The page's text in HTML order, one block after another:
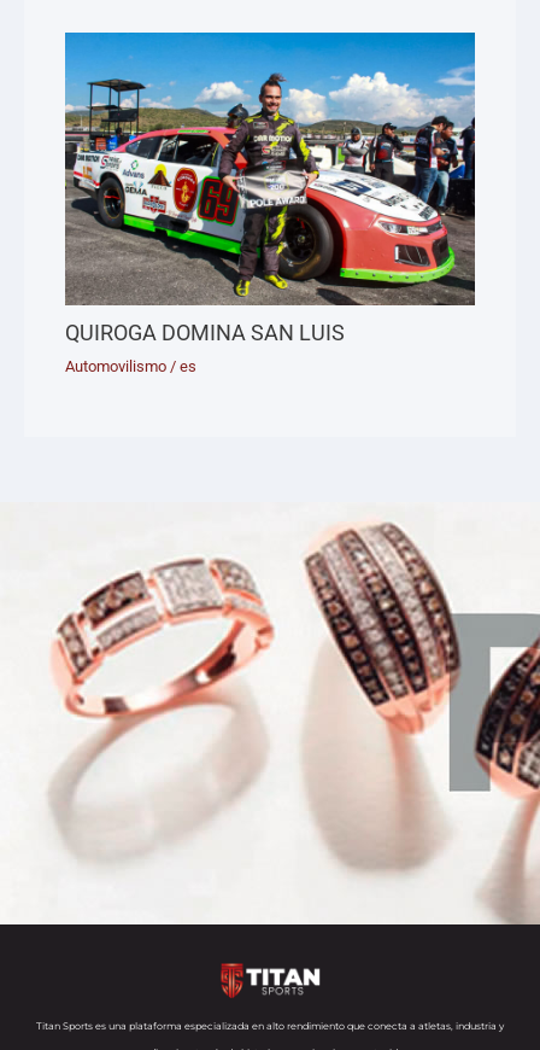
QUIROGA DOMINA SAN LUIS
Automovilismo /es
Titan Sports es una plataforma especializada en alto rendimiento que conecta a atletas, industria y